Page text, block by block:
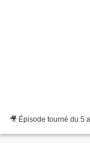
🎥 Épisode tourné du 5